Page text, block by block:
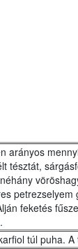
arányos
tésztát,
petrezselyem
feketés
túl puha.